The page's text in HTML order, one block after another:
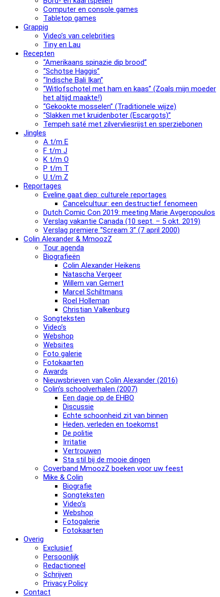
Computer en console games
Tabletop games
Grappig
Video’s van celebrities
Tiny en Lau
Recepten
“Amerikaans spinazie dip brood”
“Schotse Haggis”
“Indische Bali Ikan”
“Witlofschotel met ham en kaas” (Zoals mijn moeder
het altijd maakte!)
“Gekookte mosselen” (Traditionele wijze)
“Slak­ken met krui­den­bo­ter (Escargots)”
Tempeh saté met zilvervliesrijst en sperziebonen
Jingles
A t/m E
F t/m J
K t/m O
P t/m T
U t/m Z
Reportages
Eveline gaat diep: culturele reportages
Cancelcultuur: een destructief fenomeen
Dutch Comic Con 2019: meeting Marie Avgeropoulos
Verslag vakantie Canada (10 sept. – 5 okt. 2019)
Verslag premiere “Scream 3” (7 april 2000)
Colin Alexander & MmoozZ
Tour agenda
Biografieën
Colin Alexander Heikens
Natascha Vergeer
Willem van Gemert
Marcel Schiltmans
Roel Holleman
Christian Valkenburg
Songteksten
Video’s
Webshop
Websites
Foto galerie
Fotokaarten
Awards
Nieuwsbrieven van Colin Alexander (2016)
Colin’s schoolverhalen (2007)
Een dagje op de EHBO
Discussie
Echte schoonheid zit van binnen
Heden, verleden en toekomst
De politie
Irritatie
Vertrouwen
Sta stil bij de mooie dingen
Coverband MmoozZ boeken voor uw feest
Mike & Colin
Biografie
Songteksten
Video’s
Webshop
Fotogalerie
Fotokaarten
Overig
Exclusief
Persoonlijk
Redactioneel
Schrijven
Privacy Policy
Contact